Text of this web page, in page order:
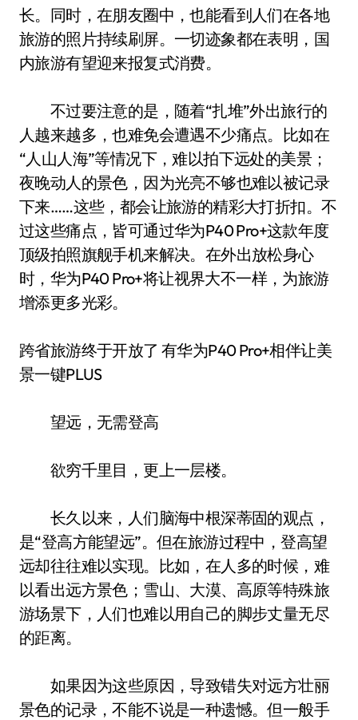
长。同时，在朋友圈中，也能看到人们在各地
旅游的照片持续刷屏。一切迹象都在表明，国
内旅游有望迎来报复式消费。
不过要注意的是，随着“扎堆”外出旅行的
人越来越多，也难免会遭遇不少痛点。比如在
“人山人海”等情况下，难以拍下远处的美景；
夜晚动人的景色，因为光亮不够也难以被记录
下来……这些，都会让旅游的精彩大打折扣。不
过这些痛点，皆可通过华为P40 Pro+这款年度
顶级拍照旗舰手机来解决。在外出放松身心
时，华为P40 Pro+将让视界大不一样，为旅游
增添更多光彩。
跨省旅游终于开放了 有华为P40 Pro+相伴让美
景一键PLUS
望远，无需登高
欲穷千里目，更上一层楼。
长久以来，人们脑海中根深蒂固的观点，
是“登高方能望远”。但在旅游过程中，登高望
远却往往难以实现。比如，在人多的时候，难
以看出远方景色；雪山、大漠、高原等特殊旅
游场景下，人们也难以用自己的脚步丈量无尽
的距离。
如果因为这些原因，导致错失对远方壮丽
景色的记录，不能不说是一种遗憾。但一般手